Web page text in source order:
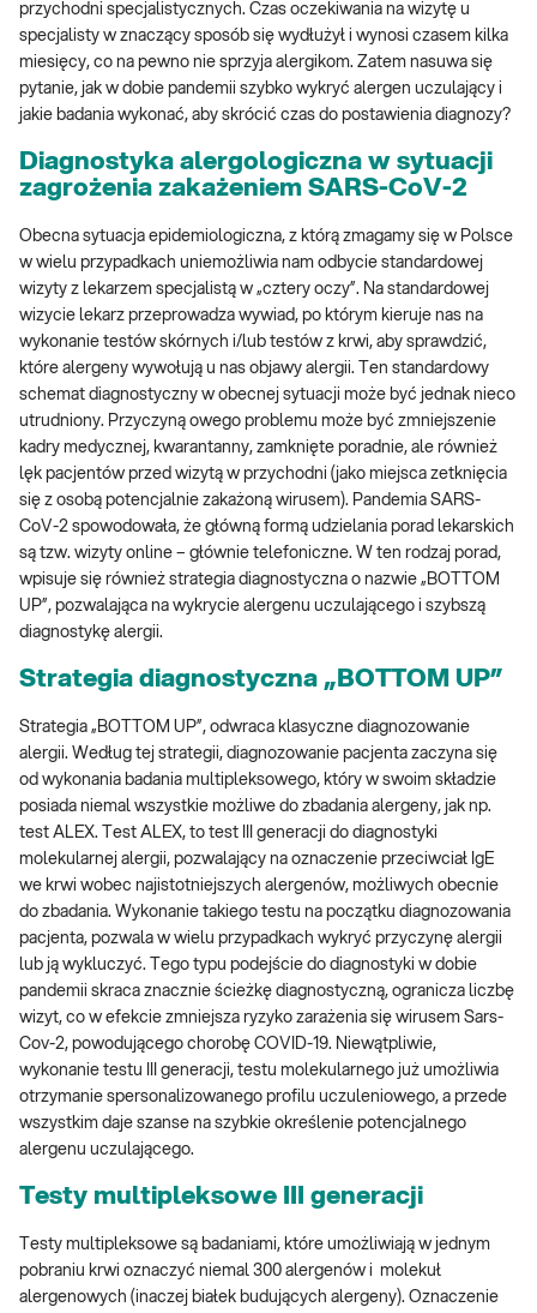
przychodni specjalistycznych. Czas oczekiwania na wizytę u
specjalisty w znaczący sposób się wydłużył i wynosi czasem kilka
miesięcy, co na pewno nie sprzyja alergikom. Zatem nasuwa się
pytanie, jak w dobie pandemii szybko wykryć alergen uczulający i
jakie badania wykonać, aby skrócić czas do postawienia diagnozy?
Diagnostyka alergologiczna w sytuacji
zagrożenia zakażeniem SARS-CoV-2
Obecna sytuacja epidemiologiczna, z którą zmagamy się w Polsce
w wielu przypadkach uniemożliwia nam odbycie standardowej
wizyty z lekarzem specjalistą w „cztery oczy”. Na standardowej
wizycie lekarz przeprowadza wywiad, po którym kieruje nas na
wykonanie testów skórnych i/lub testów z krwi, aby sprawdzić,
które alergeny wywołują u nas objawy alergii. Ten standardowy
schemat diagnostyczny w obecnej sytuacji może być jednak nieco
utrudniony. Przyczyną owego problemu może być zmniejszenie
kadry medycznej, kwarantanny, zamknięte poradnie, ale również
lęk pacjentów przed wizytą w przychodni (jako miejsca zetknięcia
się z osobą potencjalnie zakażoną wirusem). Pandemia SARS-
CoV-2 spowodowała, że główną formą udzielania porad lekarskich
są tzw. wizyty online – głównie telefoniczne. W ten rodzaj porad,
wpisuje się również strategia diagnostyczna o nazwie „BOTTOM
UP”, pozwalająca na wykrycie alergenu uczulającego i szybszą
diagnostykę alergii.
Strategia diagnostyczna „BOTTOM UP”
Strategia „BOTTOM UP”, odwraca klasyczne diagnozowanie
alergii. Według tej strategii, diagnozowanie pacjenta zaczyna się
od wykonania badania multipleksowego, który w swoim składzie
posiada niemal wszystkie możliwe do zbadania alergeny, jak np.
test ALEX. Test ALEX, to test III generacji do diagnostyki
molekularnej alergii, pozwalający na oznaczenie przeciwciał IgE
we krwi wobec najistotniejszych alergenów, możliwych obecnie
do zbadania. Wykonanie takiego testu na początku diagnozowania
pacjenta, pozwala w wielu przypadkach wykryć przyczynę alergii
lub ją wykluczyć. Tego typu podejście do diagnostyki w dobie
pandemii skraca znacznie ścieżkę diagnostyczną, ogranicza liczbę
wizyt, co w efekcie zmniejsza ryzyko zarażenia się wirusem Sars-
Cov-2, powodującego chorobę COVID-19. Niewątpliwie,
wykonanie testu III generacji, testu molekularnego już umożliwia
otrzymanie spersonalizowanego profilu uczuleniowego, a przede
wszystkim daje szanse na szybkie określenie potencjalnego
alergenu uczulającego.
Testy multipleksowe III generacji
Testy multipleksowe są badaniami, które umożliwiają w jednym
pobraniu krwi oznaczyć niemal 300 alergenów i molekuł
alergenowych (inaczej białek budujących alergeny). Oznaczenie